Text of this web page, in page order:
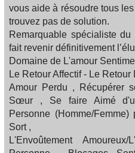
vous aide à résoudre tous
trouvez pas de solution.
Remarquable spécialiste
fait revenir définitivement
Domaine de L'amour
Le Retour Affectif - Le Retour
Amour Perdu , Récupérer
Sœur , Se faire Aimé
Personne (Homme/
Sort ,
L'Envoûtement